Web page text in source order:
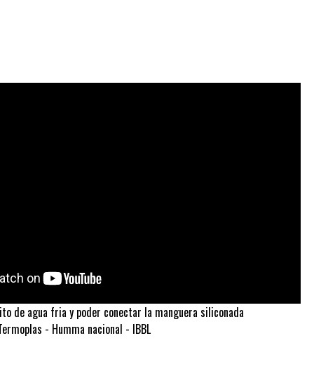
de agua fria y poder conectar la manguera siliconada
- Humma nacional - IBBL